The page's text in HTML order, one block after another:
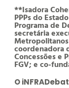
**Isadora
PPPs do
Programa de
secretária
Metropolitanos
coordenadora
Concessões e
FGV; e co-
O